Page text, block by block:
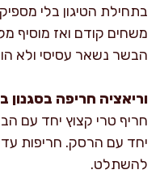
בתחילת הטיגון בלי
משחים קודם ואז מוסיף
הבשר נשאר עסיסי ולא
וריאציה חריפה בסגנון
יחד עם הרסק. חריפות
להשתלט.